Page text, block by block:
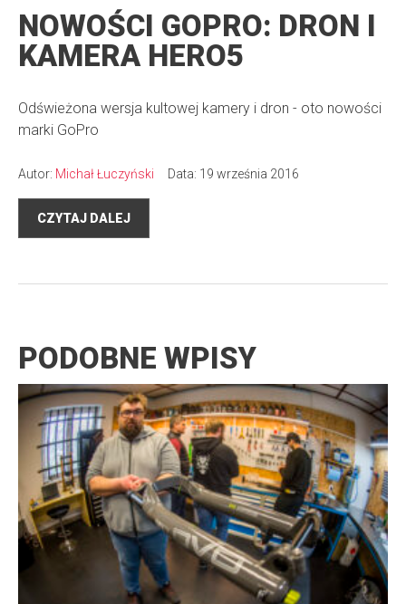
NOWOŚCI GOPRO: DRON I
KAMERA HERO5
Odświeżona wersja kultowej kamery i dron - oto nowości
marki GoPro
Autor: Michał Łuczyński Data: 19 września 2016
CZYTAJ DALEJ
PODOBNE WPISY